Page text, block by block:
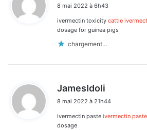
t
8 mai 2022 à 6h43
ivermectin toxicity cattle
dosage for guinea pigs
chargement…
JamesIdoli
t
8 mai 2022 à 21h44
ivermectin paste ivermectin
dosage